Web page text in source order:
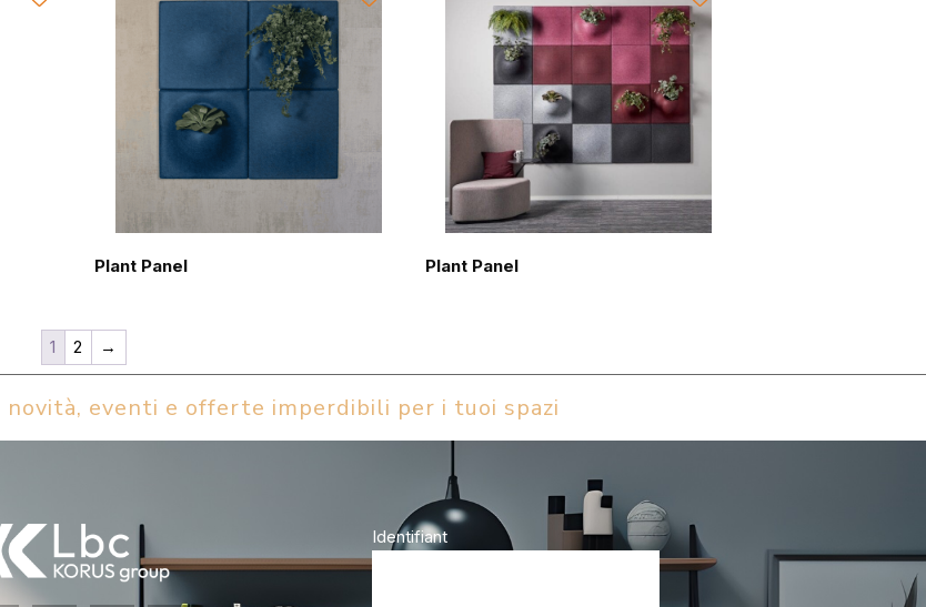
Plant Panel Plant Panel
1 2 →
eventi e offerte imperdibili per i tuoi spazi
Identifiant